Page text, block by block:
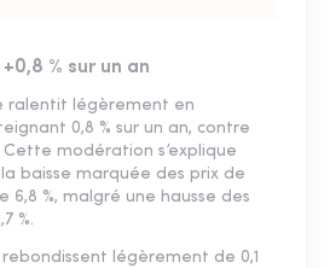
% sur un an
ralentit légèrement en
0,8 % sur un an, contre
Cette modération s’explique
baisse marquée des prix de
6,8 %, malgré une hausse des
%.
rebondissent légèrement de 0,1